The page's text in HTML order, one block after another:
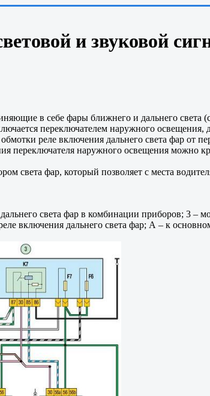
и звуковой
в себе фары ближнего и дальнего света
переключателем наружного
реле включения дальнего света фар от
переключателя наружного освещения можно
света фар, который позволяет с места
света фар в комбинации приборов; 3 –
включения дальнего света фар; А – к